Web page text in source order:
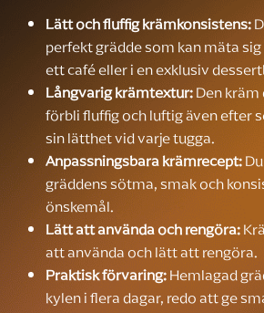
Lätt och fluffig krämkonsistens:
perfekt grädde som kan mäta
ett café eller i en exklusiv
Långvarig krämtextur:Den
förbli fluffig och luftig även efter
sin lätthet vid varje tugga.
Anpassningsbara krämrecept:
gräddens sötma, smak och
önskemål.
Lätt att använda och rengöra:
att använda och lätt att rengöra.
Praktisk förvaring:Hemlagad
kylen i flera dagar, redo att ge